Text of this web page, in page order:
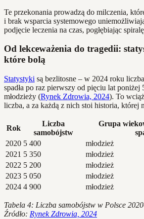
Te przekonania prowadzą do milczenia,
i brak wsparcia systemowego
podjęcie leczenia na czas, pogłębiając
Od lekceważenia do tragedii:
które bolą
Statystyki są bezlitosne – w 2024 roku
spadła po raz pierwszy od pięciu lat poniżej
młodzieży (Rynek Zdrowia, 2024). To
liczba, a za każdą z nich stoi historia, której
Rok
Liczba
samobójstw
Grupa
2020 5 400
młodzież
2021 5 350
młodzież
2022 5 200
młodzież
2023 5 050
młodzież
2024 4 900 młodzież
Tabela 4: Liczba samobójstw w Polsce
Źródło: Rynek Zdrowia, 2024